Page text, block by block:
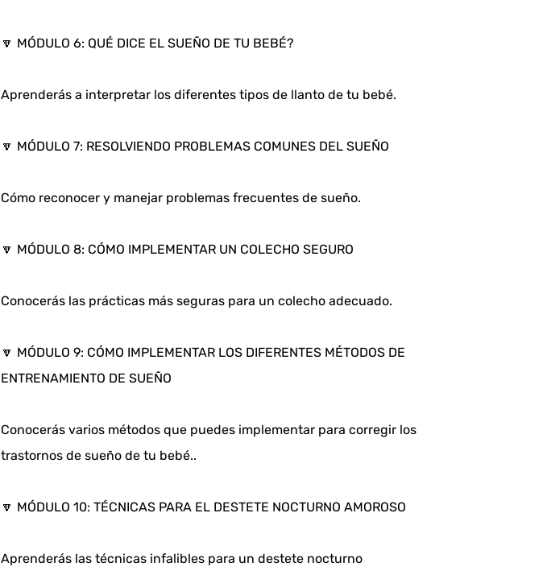
🔽 MÓDULO 6: QUÉ DICE EL SUEÑO DE TU BEBÉ?
Aprenderás a interpretar los diferentes tipos de llanto de tu bebé.
🔽 MÓDULO 7: RESOLVIENDO PROBLEMAS COMUNES DEL SUEÑO
Cómo reconocer y manejar problemas frecuentes de sueño.
🔽 MÓDULO 8: CÓMO IMPLEMENTAR UN COLECHO SEGURO
Conocerás las prácticas más seguras para un colecho adecuado.
🔽 MÓDULO 9: CÓMO IMPLEMENTAR LOS DIFERENTES MÉTODOS DE
ENTRENAMIENTO DE SUEÑO
Conocerás varios métodos que puedes implementar para corregir los
trastornos de sueño de tu bebé..
🔽 MÓDULO 10: TÉCNICAS PARA EL DESTETE NOCTURNO AMOROSO
Aprenderás las técnicas infalibles para un destete nocturno